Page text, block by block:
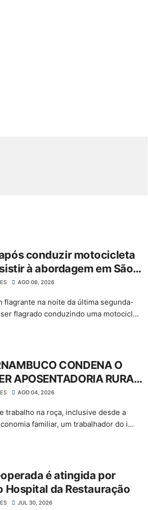
conduzir motocicleta
à abordagem em São
AGO 06, 2026
flagrante na noite da última segunda-
flagrado conduzindo uma motocicl...
CONDENA O
APOSENTADORIA RURAL
R$ 30 MIL EM ATRASADOS
AGO 04, 2026
trabalho na roça, inclusive desde a
familiar, um trabalhador do i...
é atingida por
Hospital da Restauração
JUL 30, 2026